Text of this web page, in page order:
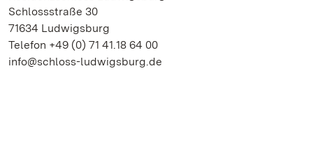
Schlossstraße 30
71634 Ludwigsburg
Telefon +49 (0) 71 41.18 64 00
info@schloss-ludwigsburg.de